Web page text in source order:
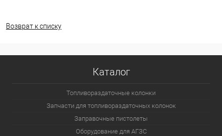
Возврат к списку
Каталог
Топливораздаточные колонки
Запчасти для топливораздаточных колонок
Заправочные пистолеты
Оборудование для АГЗС